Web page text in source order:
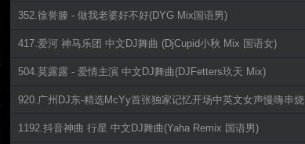
352.徐誉滕 - 做我老婆好不好(DYG Mix国语男)
417.爱河 神马乐团 中文DJ舞曲 (DjCupid小秋 Mix 国语女)
504.莫露露 - 爱情主演 中文DJ舞曲(DJFetters玖天 Mix)
920.广州DJ东-精选McYy首张独家记忆开场中英文女声慢嗨串烧
1192.抖音神曲 行星 中文DJ舞曲(Yaha Remix 国语男)